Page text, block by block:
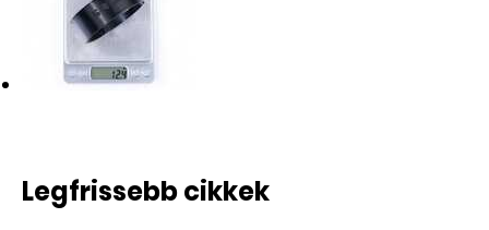
Legfrissebb cikkek